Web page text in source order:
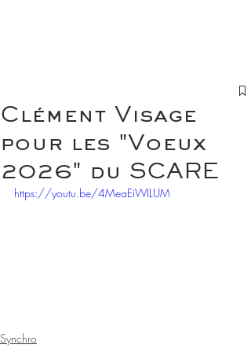
Clément Visage
pour les "Voeux
2026" du SCARE
https://youtu.be/4MeaEiWILUM
Synchro